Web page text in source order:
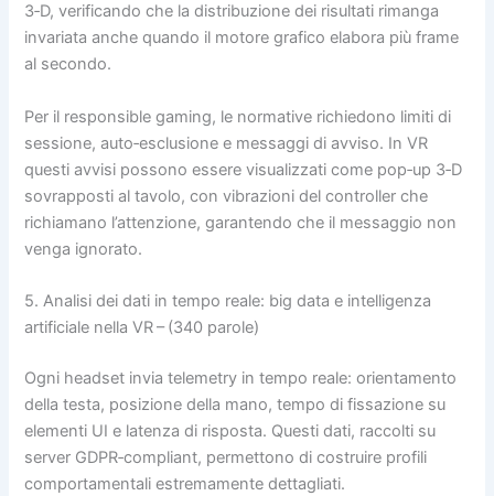
3‑D, verificando che la distribuzione dei risultati rimanga
invariata anche quando il motore grafico elabora più frame
al secondo.
Per il responsible gaming, le normative richiedono limiti di
sessione, auto‑esclusione e messaggi di avviso. In VR
questi avvisi possono essere visualizzati come pop‑up 3‑D
sovrapposti al tavolo, con vibrazioni del controller che
richiamano l’attenzione, garantendo che il messaggio non
venga ignorato.
5. Analisi dei dati in tempo reale: big data e intelligenza
artificiale nella VR – (340 parole)
Ogni headset invia telemetry in tempo reale: orientamento
della testa, posizione della mano, tempo di fissazione su
elementi UI e latenza di risposta. Questi dati, raccolti su
server GDPR‑compliant, permettono di costruire profili
comportamentali estremamente dettagliati.